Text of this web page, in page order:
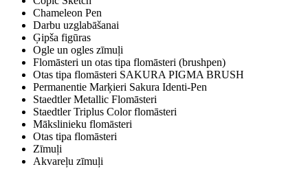
Chameleon Pen
Darbu uzglabāšanai
Ģipša figūras
Ogle un ogles zīmuļi
Flomāsteri un otas tipa flomāsteri (brushpen)
Otas tipa flomāsteri SAKURA PIGMA BRUSH
Permanentie Marķieri Sakura Identi-Pen
Staedtler Metallic Flomāsteri
Staedtler Triplus Color flomāsteri
Mākslinieku flomāsteri
Otas tipa flomāsteri
Zīmuļi
Akvareļu zīmuļi